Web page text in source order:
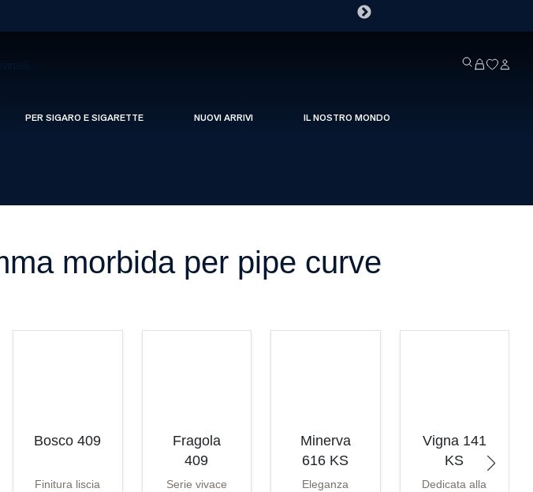
PER SIGARO E SIGARETTE NUOVI ARRIVI IL NOSTRO MONDO
morbida per pipe curve
Bosco 409
Finitura liscia
Fragola
409
Serie vivace
Minerva
616 KS
Eleganza
Vigna 141
KS
Dedicata alla